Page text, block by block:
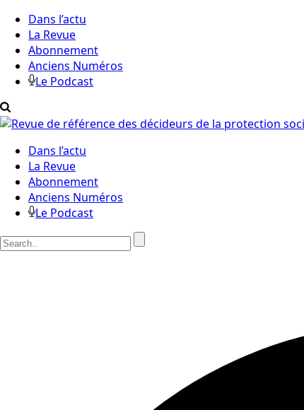
Dans l’actu
La Revue
Abonnement
Anciens Numéros
Le Podcast
Dans l’actu
La Revue
Abonnement
Anciens Numéros
Le Podcast